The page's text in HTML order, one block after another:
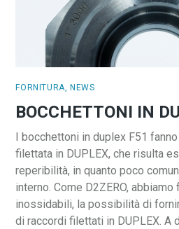
FORNITURA, NEWS
BOCCHETTONI IN
I bocchettoni in duplex F51
filettata in DUPLEX, che risulta
reperibilità, in quanto poco
interno. Come D2ZERO,
inossidabili, la possibilità di
di raccordi filettati in DUPLEX.